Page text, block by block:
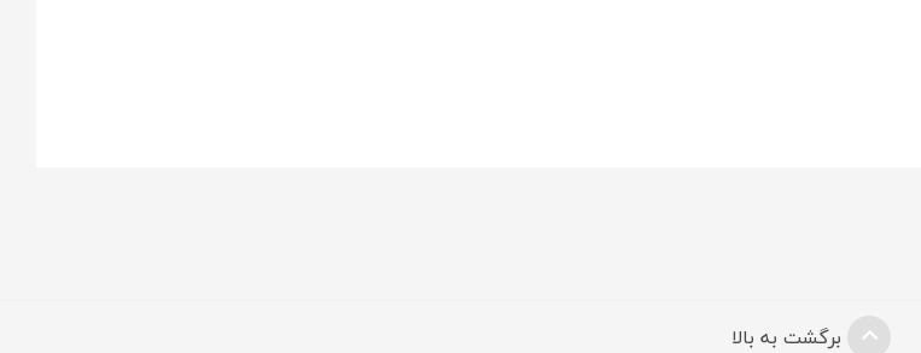
برگشت به بالا